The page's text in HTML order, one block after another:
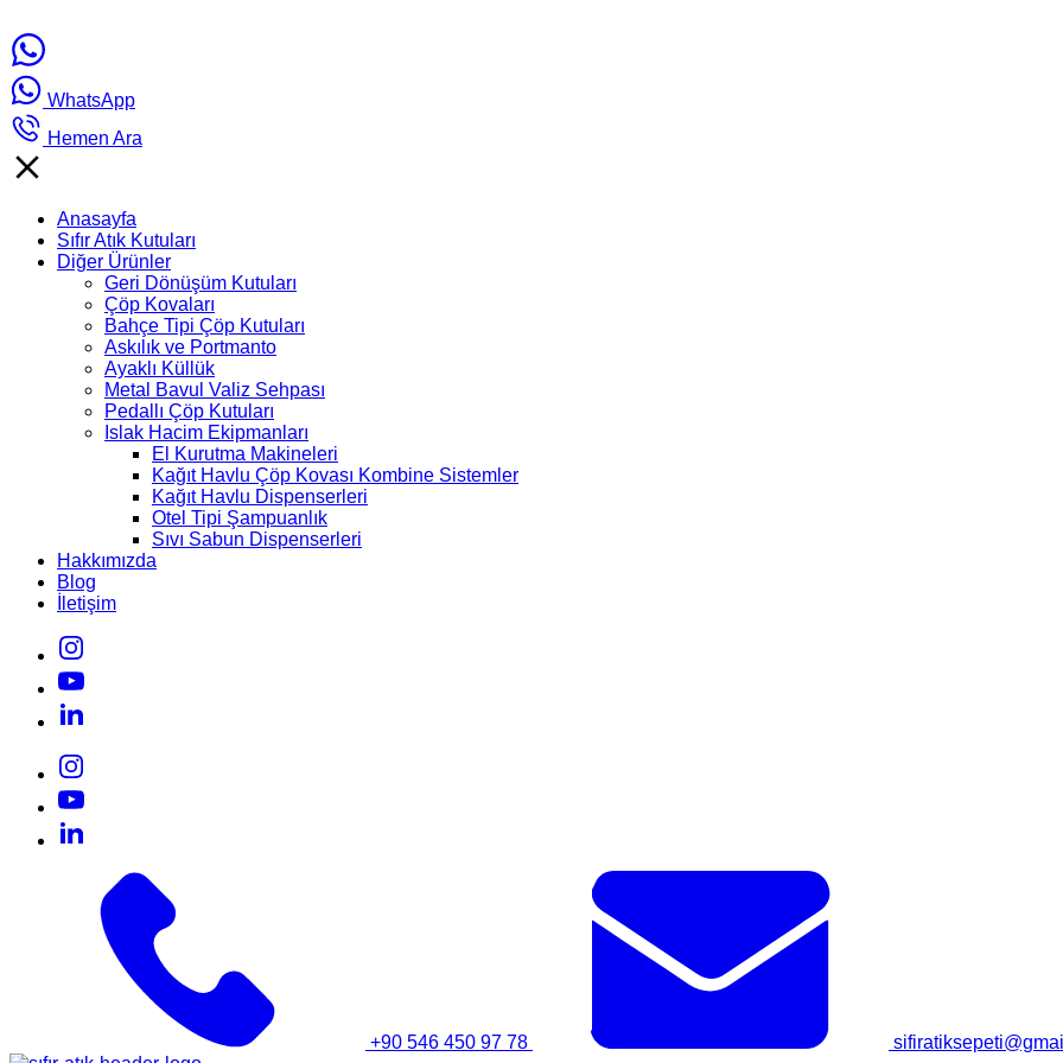
WhatsApp
Hemen Ara
Anasayfa
Sıfır Atık Kutuları
Diğer Ürünler
Geri Dönüşüm Kutuları
Çöp Kovaları
Bahçe Tipi Çöp Kutuları
Askılık ve Portmanto
Ayaklı Küllük
Metal Bavul Valiz Sehpası
Pedallı Çöp Kutuları
Islak Hacim Ekipmanları
El Kurutma Makineleri
Kağıt Havlu Çöp Kovası Kombine Sistemler
Kağıt Havlu Dispenserleri
Otel Tipi Şampuanlık
Sıvı Sabun Dispenserleri
Hakkımızda
Blog
İletişim
+90 546 450 97 78